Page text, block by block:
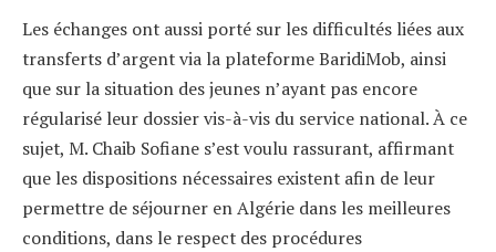
Les échanges ont aussi porté sur les difficultés liées aux
transferts d’argent via la plateformeBaridiMob, ainsi
que sur la situation des jeunes n’ayant pas encore
régularisé leur dossier vis-à-vis du service national. À ce
sujet, M. Chaib Sofiane s’est voulu rassurant, affirmant
que les dispositions nécessaires existent afin de leur
permettre de séjourner en Algérie dans les meilleures
conditions, dans le respect des procédures